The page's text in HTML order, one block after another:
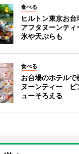
食べる
ヒルトン東京お台
アフタヌーンテ
氷や天ぷらも
食べる
お台場のホテルで
ヌーンティー ピ
ューそろえる